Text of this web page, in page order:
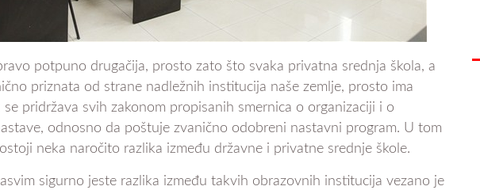
potpuno drugačija, prosto zato što svaka privatna srednja škola, a
priznata od strane nadležnih institucija naše zemlje, prosto ima
se pridržava svih zakonom propisanih smernica o organizaciji i o
odnosno da poštuje zvanično odobreni nastavni program. U tom
neka naročito razlika između državne i privatne srednje škole.
sigurno jeste razlika između takvih obrazovnih institucija vezano je